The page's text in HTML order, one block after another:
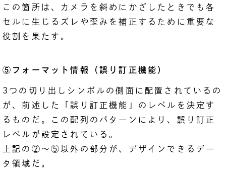
この箇所は、カメラを斜めにかざしたときでも各
セルに生じるズレや歪みを補正するために重要な
役割を果たす。
⑤フォーマット情報（誤り訂正機能）
3つの切り出しシンボルの側面に配置されているの
が、前述した「誤り訂正機能」のレベルを決定す
るものだ。この配列のパターンにより、誤り訂正
レベルが設定されている。
上記の②〜⑤以外の部分が、デザインできるデー
タ領域だ。